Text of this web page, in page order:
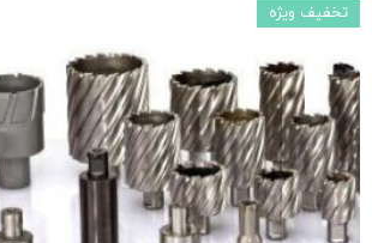
تخفیف ویژه